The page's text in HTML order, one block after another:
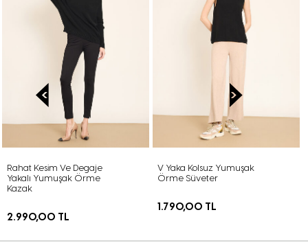
Rahat Kesim Ve Degaje
Yakalı Yumuşak Örme
Kazak
2.990,00 TL
V Yaka Kolsuz Yumuşak
Örme Süveter
1.790,00 TL